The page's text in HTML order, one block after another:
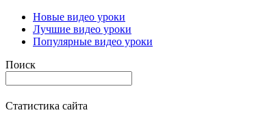
Новые видео уроки
Лучшие видео уроки
Популярные видео уроки
Поиск
Статистика сайта